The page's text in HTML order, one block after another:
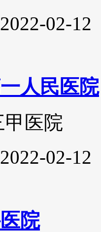
02-12
人民医院
甲医院
02-12
院